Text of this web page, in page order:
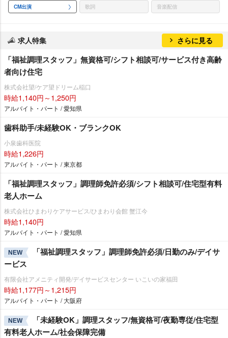
CM出演 歌詞 音楽配信
求人特集 さらに見る
「福祉調理スタッフ」無資格可/シフト相談可/サービス付き高齢
者向け住宅
株式会社望/ケア望ドリーム稲口
時給1,140円～1,250円
アルバイト・パート / 愛知県
歯科助手/未経験OK・ブランクOK
小泉歯科医院
時給1,226円
アルバイト・パート / 東京都
「福祉調理スタッフ」調理師免許必須/シフト相談可/住宅型有料
老人ホーム
株式会社ひまわりケアサービス/ひまわり会館 蟹江今
時給1,140円
アルバイト・パート / 愛知県
NEW
「福祉調理スタッフ」調理師免許必須/日勤のみ/デイサ
ービス
有限会社アメニティ開発/デイサービスセンター いこいの家福田
時給1,177円～1,215円
アルバイト・パート / 大阪府
NEW
「未経験OK」調理スタッフ/無資格可/夜勤専従/住宅型
有料老人ホーム/社会保障完備